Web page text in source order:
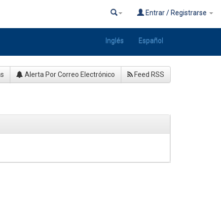
Entrar / Registrarse
Inglés Español
Alerta Por Correo Electrónico Feed RSS